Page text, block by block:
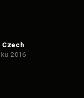
Czech
2016